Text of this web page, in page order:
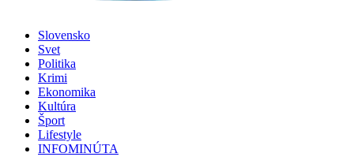
Slovensko
Svet
Politika
Krimi
Ekonomika
Kultúra
Šport
Lifestyle
INFOMINÚTA